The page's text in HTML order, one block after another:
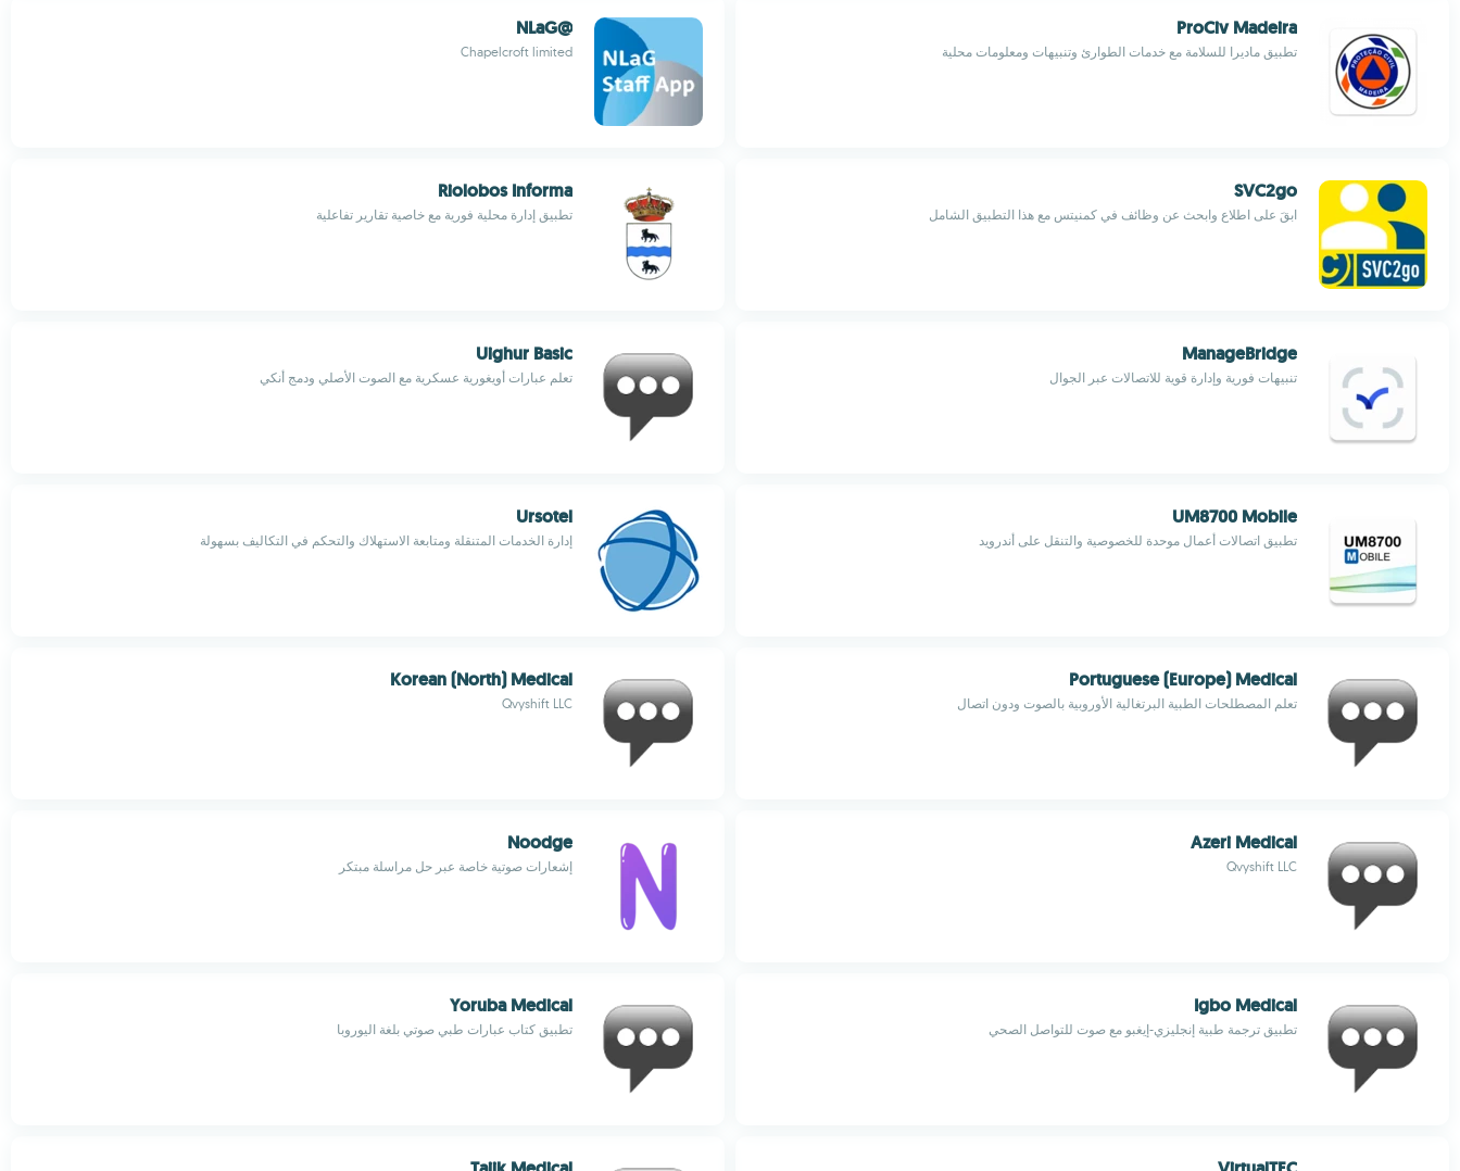
ProCiv Madeira
تطبيق ماديرا للسلامة مع خدمات الطوارئ وتنبيهات ومعلومات محلية
@NLaG
Chapelcroft limited
SVC2go
ابقَ على اطلاع وابحث عن وظائف في كمنيتس مع هذا التطبيق الشامل
Riolobos Informa
تطبيق إدارة محلية فورية مع خاصية تقارير تفاعلية
ManageBridge
تنبيهات فورية وإدارة قوية للاتصالات عبر الجوال
Uighur Basic
تعلم عبارات أويغورية عسكرية مع الصوت الأصلي ودمج أنكي
UM8700 Mobile
تطبيق اتصالات أعمال موحدة للخصوصية والتنقل على أندرويد
Ursotel
إدارة الخدمات المتنقلة ومتابعة الاستهلاك والتحكم في التكاليف بسهولة
Portuguese (Europe) Medical
تعلم المصطلحات الطبية البرتغالية الأوروبية بالصوت ودون اتصال
Korean (North) Medical
Qvyshift LLC
Azeri Medical
Qvyshift LLC
Noodge
إشعارات صوتية خاصة عبر حل مراسلة مبتكر
Igbo Medical
تطبيق ترجمة طبية إنجليزي-إيغبو مع صوت للتواصل الصحي
Yoruba Medical
تطبيق كتاب عبارات طبي صوتي بلغة اليوروبا